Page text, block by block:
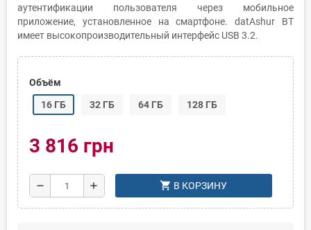
аутентификации пользователя через мобильное
приложение, установленное на смартфоне. datAshur BT
имеет высокопроизводительный интерфейс USB 3.2.
Объём
16 ГБ
32 ГБ 64 ГБ 128 ГБ
3 816 грн
remove add shopping_cart В КОРЗИНУ